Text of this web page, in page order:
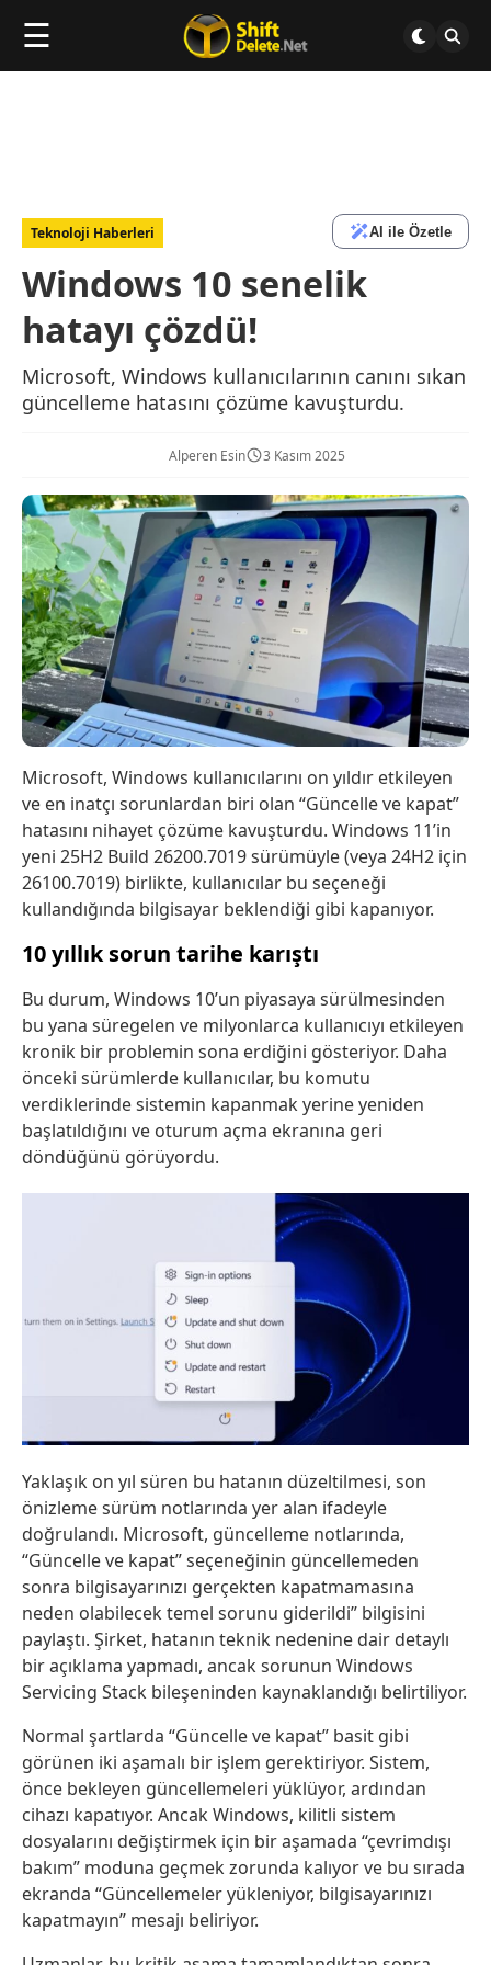
☰
Teknoloji Haberleri AI ile Özetle
Windows 10 senelik
hatayı çözdü!
Microsoft, Windows kullanıcılarının canını sıkan
güncelleme hatasını çözüme kavuşturdu.
Alperen Esin 3 Kasım 2025
Microsoft, Windows kullanıcılarını on yıldır etkileyen
ve en inatçı sorunlardan biri olan “Güncelle ve kapat”
hatasını nihayet çözüme kavuşturdu. Windows 11’in
yeni 25H2 Build 26200.7019 sürümüyle (veya 24H2 için
26100.7019) birlikte, kullanıcılar bu seçeneği
kullandığında bilgisayar beklendiği gibi kapanıyor.
10 yıllık sorun tarihe karıştı
Bu durum, Windows 10’un piyasaya sürülmesinden
bu yana süregelen ve milyonlarca kullanıcıyı etkileyen
kronik bir problemin sona erdiğini gösteriyor. Daha
önceki sürümlerde kullanıcılar, bu komutu
verdiklerinde sistemin kapanmak yerine yeniden
başlatıldığını ve oturum açma ekranına geri
döndüğünü görüyordu.
Yaklaşık on yıl süren bu hatanın düzeltilmesi, son
önizleme sürüm notlarında yer alan ifadeyle
doğrulandı. Microsoft, güncelleme notlarında,
“Güncelle ve kapat” seçeneğinin güncellemeden
sonra bilgisayarınızı gerçekten kapatmamasına
neden olabilecek temel sorunu giderildi” bilgisini
paylaştı. Şirket, hatanın teknik nedenine dair detaylı
bir açıklama yapmadı, ancak sorunun Windows
Servicing Stack bileşeninden kaynaklandığı belirtiliyor.
Normal şartlarda “Güncelle ve kapat” basit gibi
görünen iki aşamalı bir işlem gerektiriyor. Sistem,
önce bekleyen güncellemeleri yüklüyor, ardından
cihazı kapatıyor. Ancak Windows, kilitli sistem
dosyalarını değiştirmek için bir aşamada “çevrimdışı
bakım” moduna geçmek zorunda kalıyor ve bu sırada
ekranda “Güncellemeler yükleniyor, bilgisayarınızı
kapatmayın” mesajı beliriyor.